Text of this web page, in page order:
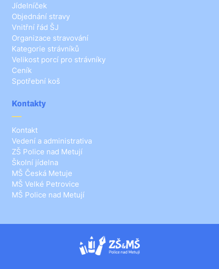
Jídelníček
Objednání stravy
Vnitřní řád ŠJ
Organizace stravování
Kategorie strávníků
Velikost porcí pro strávníky
Ceník
Spotřební koš
Kontakty
Kontakt
Vedení a administrativa
ZŠ Police nad Metují
Školní jídelna
MŠ Česká Metuje
MŠ Velké Petrovice
MŠ Police nad Metují